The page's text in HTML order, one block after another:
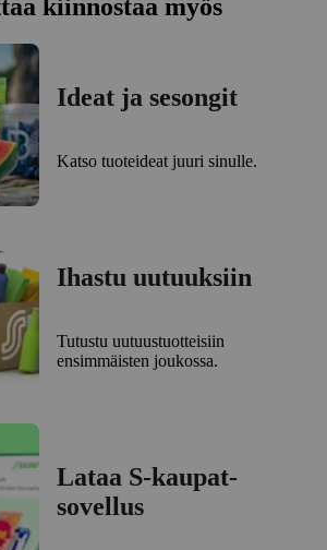
kiinnostaa myös
Ideat ja sesongit
Katso tuoteideat juuri sinulle.
Ihastu uutuuksiin
Tutustu uutuustuotteisiin
ensimmäisten joukossa.
Lataa S-kaupat-
sovellus